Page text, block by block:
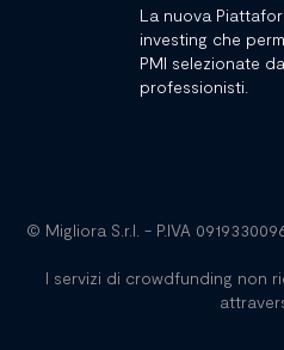
La nuova
investing che
PMI selezionate
professionisti.
© Migliora S.r.l. - P.IVA
I servizi di crowdfunding non